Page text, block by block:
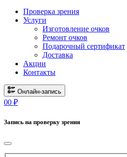
Проверка зрения
Услуги
Изготовление очков
Ремонт очков
Подарочный сертификат
Доставка
Акции
Контакты
Онлайн-запись
00 ₽
Запись на проверку зрения